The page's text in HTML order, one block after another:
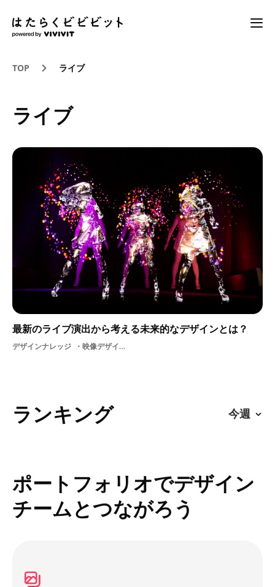
TOP ライブ
ライブ
最新のライブ演出から考える未来的なデザインとは？
デザインナレッジ 映像デザインライブテクノロジー演出舞台音楽
ランキング
ポートフォリオでデザイン
チームとつながろう